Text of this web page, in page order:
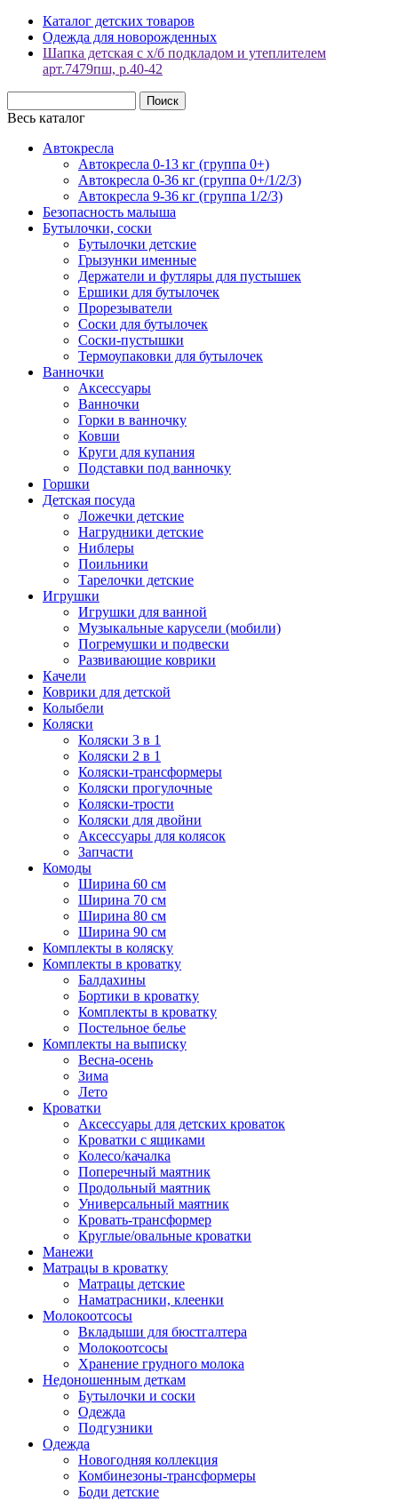
Каталог детских товаров
Одежда для новорожденных
Шапка детская с х/б подкладом и утеплителем
арт.7479пш, р.40-42
Весь каталог
Автокресла
Автокресла 0-13 кг (группа 0+)
Автокресла 0-36 кг (группа 0+/1/2/3)
Автокресла 9-36 кг (группа 1/2/3)
Безопасность малыша
Бутылочки, соски
Бутылочки детские
Грызунки именные
Держатели и футляры для пустышек
Ершики для бутылочек
Прорезыватели
Соски для бутылочек
Соски-пустышки
Термоупаковки для бутылочек
Ванночки
Аксессуары
Ванночки
Горки в ванночку
Ковши
Круги для купания
Подставки под ванночку
Горшки
Детская посуда
Ложечки детские
Нагрудники детские
Ниблеры
Поильники
Тарелочки детские
Игрушки
Игрушки для ванной
Музыкальные карусели (мобили)
Погремушки и подвески
Развивающие коврики
Качели
Коврики для детской
Колыбели
Коляски
Коляски 3 в 1
Коляски 2 в 1
Коляски-трансформеры
Коляски прогулочные
Коляски-трости
Коляски для двойни
Аксессуары для колясок
Запчасти
Комоды
Ширина 60 см
Ширина 70 см
Ширина 80 см
Ширина 90 см
Комплекты в коляску
Комплекты в кроватку
Балдахины
Бортики в кроватку
Комплекты в кроватку
Постельное белье
Комплекты на выписку
Весна-осень
Зима
Лето
Кроватки
Аксессуары для детских кроваток
Кроватки с ящиками
Колесо/качалка
Поперечный маятник
Продольный маятник
Универсальный маятник
Кровать-трансформер
Круглые/овальные кроватки
Манежи
Матрацы в кроватку
Матрацы детские
Наматрасники, клеенки
Молокоотсосы
Вкладыши для бюстгалтера
Молокоотсосы
Хранение грудного молока
Недоношенным деткам
Бутылочки и соски
Одежда
Подгузники
Одежда
Новогодняя коллекция
Комбинезоны-трансформеры
Боди детские